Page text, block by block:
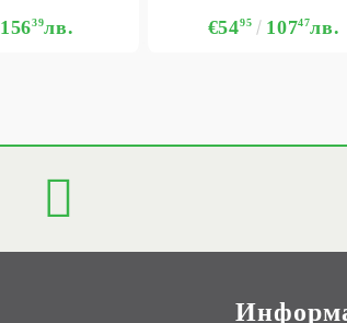
15639лв. €5495 10747лв.